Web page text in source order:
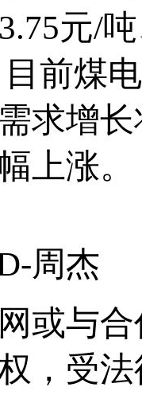
元/
目前煤
求增
上涨。
周杰
或与
，受